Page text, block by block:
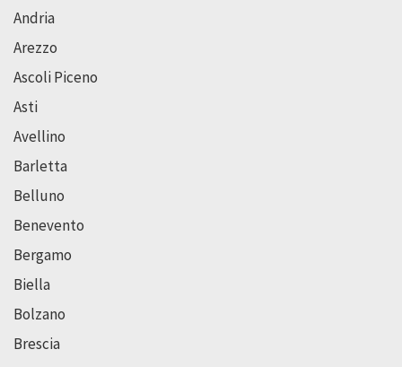
Andria
Arezzo
Ascoli Piceno
Asti
Avellino
Barletta
Belluno
Benevento
Bergamo
Biella
Bolzano
Brescia